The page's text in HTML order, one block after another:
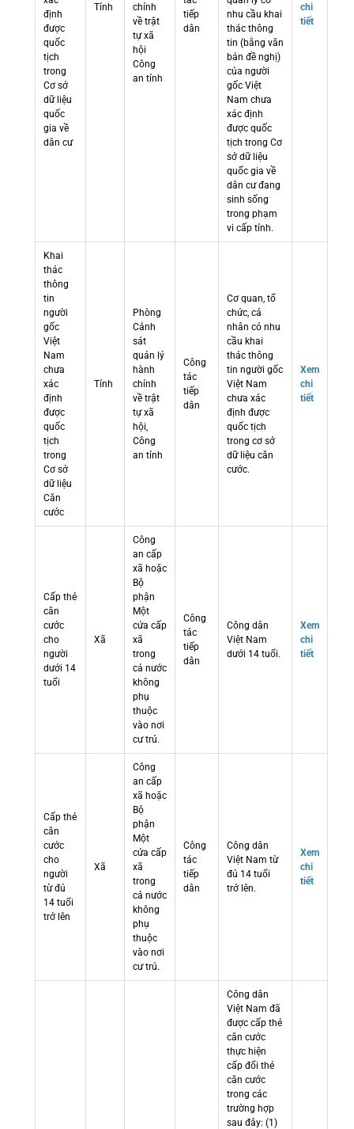
định
được
quốc
tịch
trong
Cơ sở
dữ liệu
quốc
gia về
dân cư
Tỉnh
chính
về trật
tự xã
hội
Công
an tỉnh
tiếp
dân
nhu cầu khai
thác thông
tin (bằng văn
bản đề nghị)
của người
gốc Việt
Nam chưa
xác định
được quốc
tịch trong Cơ
sở dữ liệu
quốc gia về
dân cư đang
sinh sống
trong phạm
vi cấp tỉnh.
chi
tiết
Khai
thác
thông
tin
người
gốc
Việt
Nam
chưa
xác
định
được
quốc
tịch
trong
Cơ sở
dữ liệu
Căn
cước
Tỉnh
Phòng
Cảnh
sát
quản lý
hành
chính
về trật
tự xã
hội,
Công
an tỉnh
Công
tác
tiếp
dân
Cơ quan, tổ
chức, cá
nhân có nhu
cầu khai
thác thông
tin người gốc
Việt Nam
chưa xác
định được
quốc tịch
trong cơ sở
dữ liệu căn
cước.
Xem
chi
tiết
Cấp thẻ
căn
cước
cho
người
dưới 14
tuổi
Xã
Công
an cấp
xã hoặc
Bộ
phận
Một
cửa cấp
xã
trong
cả nước
không
phụ
thuộc
vào nơi
cư trú.
Công
tác
tiếp
dân
Công dân
Việt Nam
dưới 14 tuổi.
Xem
chi
tiết
Cấp thẻ
căn
cước
cho
người
từ đủ
14 tuổi
trở lên
Xã
Công
an cấp
xã hoặc
Bộ
phận
Một
cửa cấp
xã
trong
cả nước
không
phụ
thuộc
vào nơi
cư trú.
Công
tác
tiếp
dân
Công dân
Việt Nam từ
đủ 14 tuổi
trở lên.
Xem
chi
tiết
Công dân
Việt Nam đã
được cấp thẻ
căn cước
thực hiện
cấp đổi thẻ
căn cước
trong các
trường hợp
sau đây: (1)